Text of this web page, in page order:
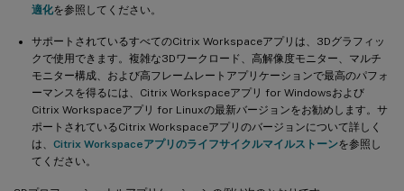
適化を参照してください。
サポートされているすべてのCitrix Workspaceアプリは、3Dグラフィッ
クで使用できます。複雑な3Dワークロード、高解像度モニター、マルチ
モニター構成、および高フレームレートアプリケーションで最高のパフォ
ーマンスを得るには、Citrix Workspaceアプリ for Windowsおよび
Citrix Workspaceアプリ for Linuxの最新バージョンをお勧めします。サ
ポートされているCitrix Workspaceアプリのバージョンについて詳しく
は、 Citrix Workspaceアプリのライフサイクルマイルストーンを参照し
てください。